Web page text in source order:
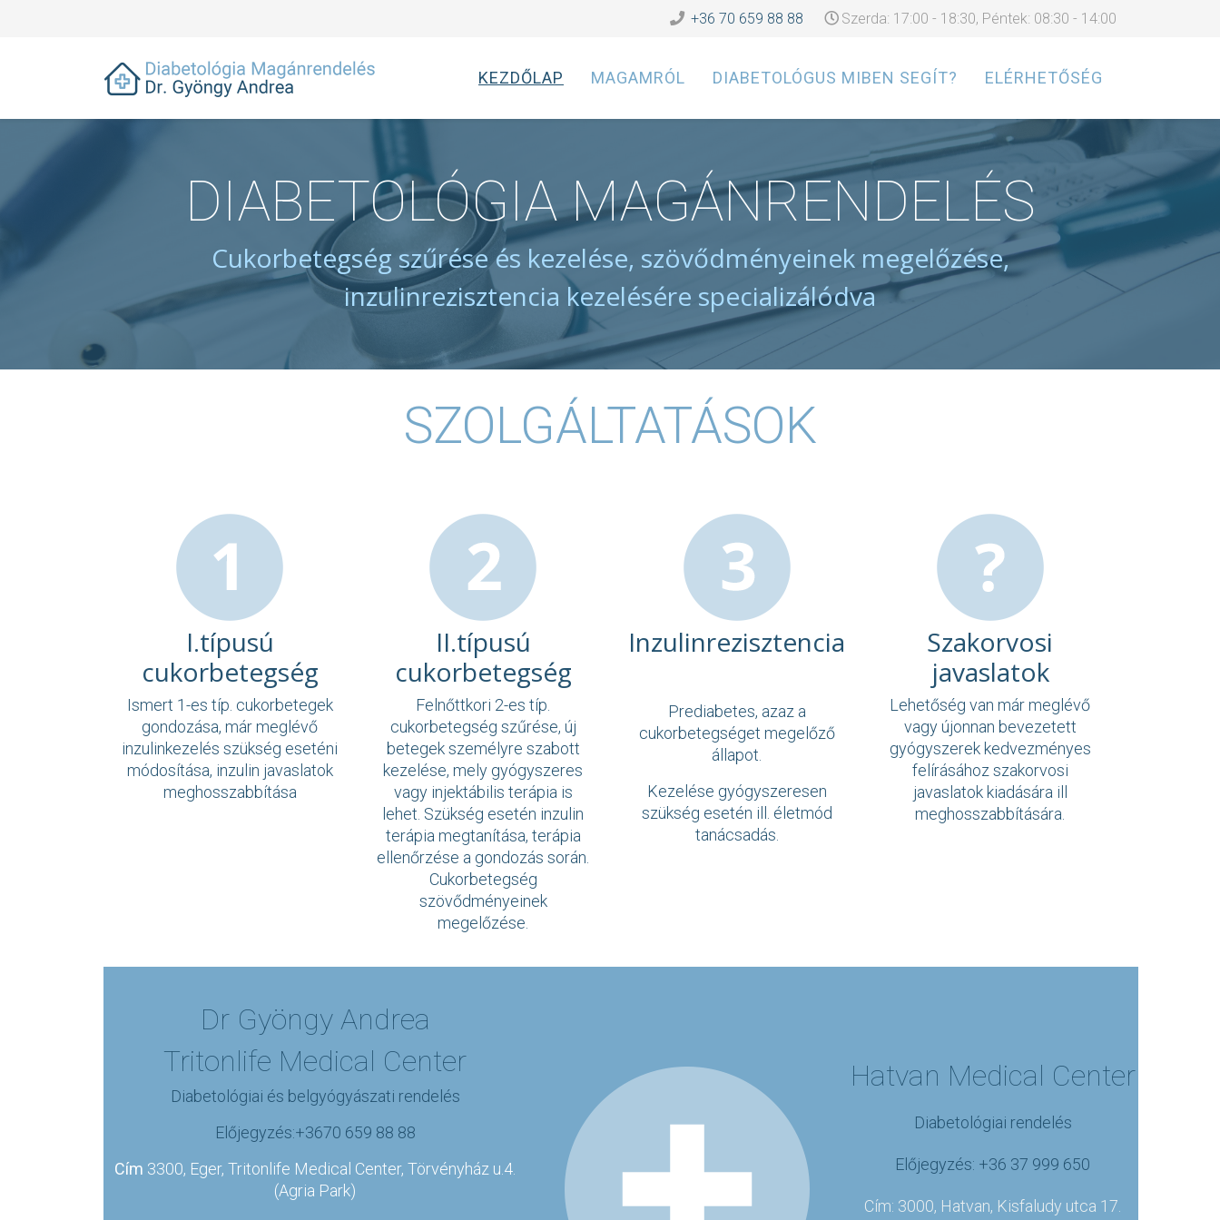
+36 70 659 88 88 Szerda: 17:00 - 18:30, Péntek: 08:30 - 14:00
KEZDŐLAP MAGAMRÓL DIABETOLÓGUS MIBEN SEGÍT? ELÉRHETŐSÉG
DIABETOLÓGIA MAGÁNRENDELÉS
Cukorbetegség szűrése és kezelése, szövődményeinek megelőzése,
inzulinrezisztencia kezelésére specializálódva
SZOLGÁLTATÁSOK
I.típusú
cukorbetegség
Ismert 1-es típ. cukorbetegek
gondozása, már meglévő
inzulinkezelés szükség eseténi
módosítása, inzulin javaslatok
meghosszabbítása
II.típusú
cukorbetegség
Felnőttkori 2-es típ.
cukorbetegség szűrése, új
betegek személyre szabott
kezelése, mely gyógyszeres
vagy injektábilis terápia is
lehet. Szükség esetén inzulin
terápia megtanítása, terápia
ellenőrzése a gondozás során.
Cukorbetegség
szövődményeinek
megelőzése.
Inzulinrezisztencia
Prediabetes, azaz a
cukorbetegséget megelőző
állapot.
Kezelése gyógyszeresen
szükség esetén ill. életmód
tanácsadás.
Szakorvosi
javaslatok
Lehetőség van már meglévő
vagy újonnan bevezetett
gyógyszerek kedvezményes
felírásához szakorvosi
javaslatok kiadására ill
meghosszabbítására.
Dr Gyöngy Andrea
Tritonlife Medical Center
Diabetológiai és belgyógyászati rendelés
Előjegyzés:+3670 659 88 88
Cím 3300, Eger, Tritonlife Medical Center, Törvényház u.4.
(Agria Park)
Hatvan Medical Center
Diabetológiai rendelés
Előjegyzés: +36 37 999 650
Cím: 3000, Hatvan, Kisfaludy utca 17.